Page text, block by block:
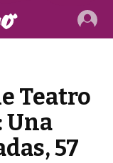
Teatro
Una
57